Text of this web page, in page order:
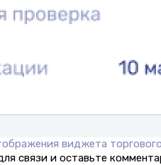
виджета
связи и оставьте